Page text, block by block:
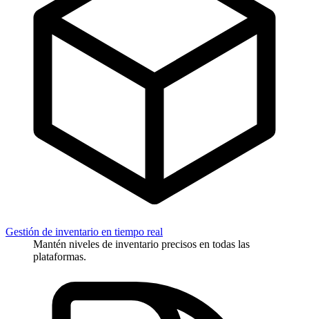
Gestión de inventario en tiempo real
Mantén niveles de inventario precisos en todas las
plataformas.